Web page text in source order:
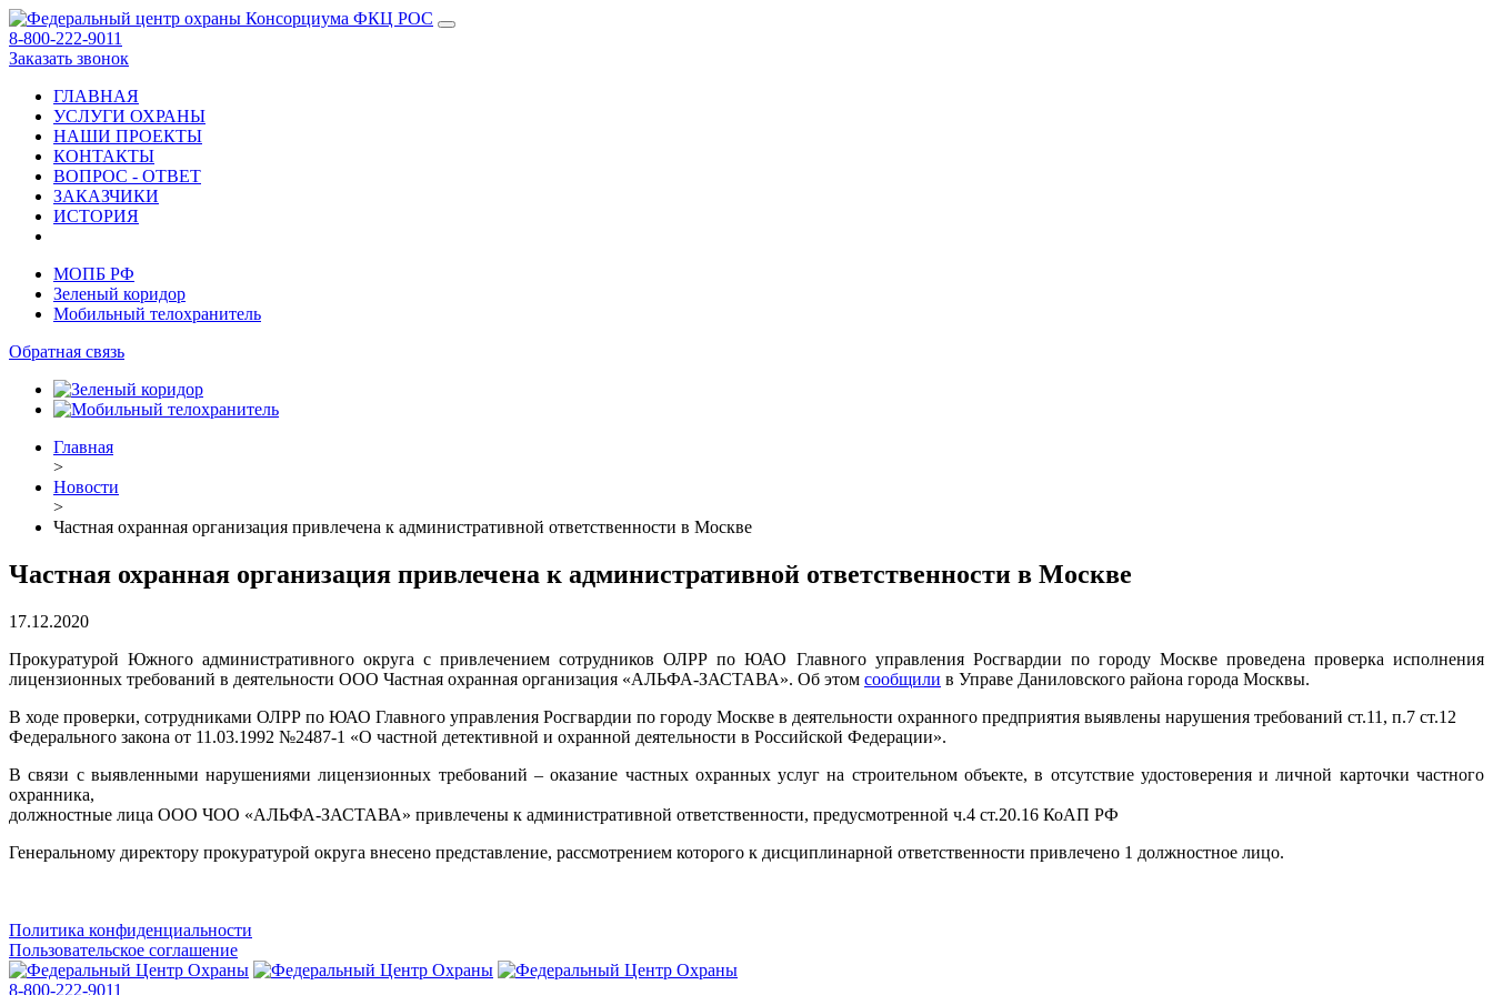
8-800-222-9011
Заказать звонок
ГЛАВНАЯ
УСЛУГИ ОХРАНЫ
НАШИ ПРОЕКТЫ
КОНТАКТЫ
ВОПРОС - ОТВЕТ
ЗАКАЗЧИКИ
ИСТОРИЯ
МОПБ РФ
Зеленый коридор
Мобильный телохранитель
Обратная связь
Главная
>
Новости
>
Частная охранная организация привлечена к административной ответственности в Москве
Частная охранная организация привлечена к административной ответственности в Москве
17.12.2020
Прокуратурой Южного административного округа с привлечением сотрудников ОЛРР по ЮАО Главного управления Росгвардии по городу Москве проведена проверка исполнения
лицензионных требований в деятельности ООО Частная охранная организация «АЛЬФА-ЗАСТАВА». Об этом сообщили в Управе Даниловского района города Москвы.
В ходе проверки, сотрудниками ОЛРР по ЮАО Главного управления Росгвардии по городу Москве в деятельности охранного предприятия выявлены нарушения требований ст.11, п.7 ст.12
Федерального закона от 11.03.1992 №2487-1 «О частной детективной и охранной деятельности в Российской Федерации».
В связи с выявленными нарушениями лицензионных требований – оказание частных охранных услуг на строительном объекте, в отсутствие удостоверения и личной карточки частного
охранника,
должностные лица ООО ЧОО «АЛЬФА-ЗАСТАВА» привлечены к административной ответственности, предусмотренной ч.4 ст.20.16 КоАП РФ
Генеральному директору прокуратурой округа внесено представление, рассмотрением которого к дисциплинарной ответственности привлечено 1 должностное лицо.
Политика конфиденциальности
Пользовательское соглашение
8-800-222-9011